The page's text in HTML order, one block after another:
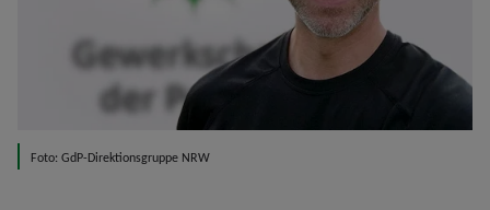
Foto: GdP-Direktionsgruppe NRW